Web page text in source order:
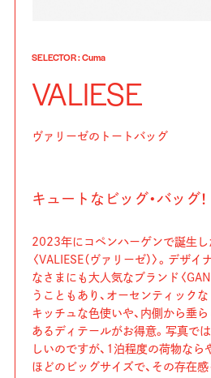
SELECTOR:Cuma
VALIESE
ヴァリーゼのトートバッグ
キュートなビッグ・バッグ！
2023年にコペンハーゲンで誕生し
〈VALIESE（ヴァリーゼ）〉。デザ
なさまにも大人気なブランド〈
うこともあり、オーセンティック
キッチュな色使いや、内側から垂
あるディテールがお得意。写真で
しいのですが、1泊程度の荷物なら
ほどのビッグサイズで、その存在